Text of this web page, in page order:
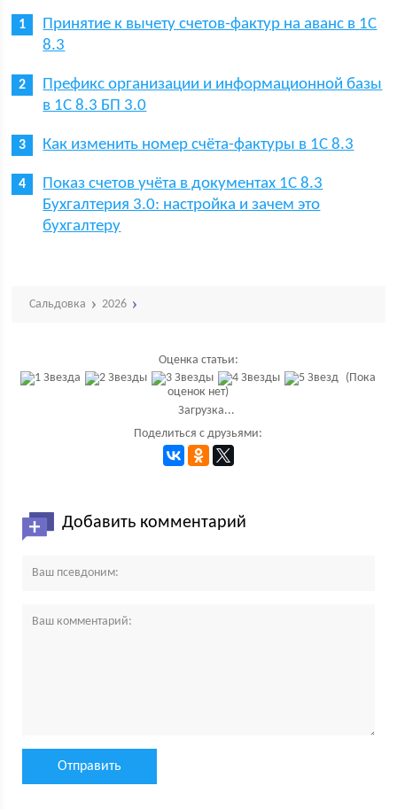
Принятие к вычету счетов-фактур на аванс в 1С
8.3
Префикс организации и информационной базы
в 1С 8.3 БП 3.0
Как изменить номер счёта-фактуры в 1С 8.3
Показ счетов учёта в документах 1С 8.3
Бухгалтерия 3.0: настройка и зачем это
бухгалтеру
Сальдовка 2026
Оценка статьи:
(Пока
оценок нет)
Загрузка...
Поделиться с друзьями:
Добавить комментарий